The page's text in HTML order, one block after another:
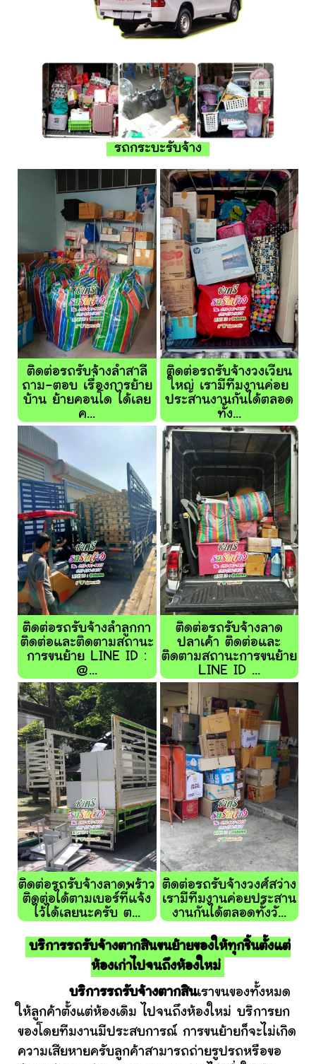
รถกระบะรับจ้าง
ติดต่อรถรับจ้างลำสาลี
ถาม-ตอบ เรื่องการย้าย
บ้าน ย้ายคอนโด ได้เลย
ค...
ติดต่อรถรับจ้างวงเวียน
ใหญ่ เรามีทีมงานค่อย
ประสานงานกันได้ตลอด
ทั้ง...
ติดต่อรถรับจ้างลำลูกกา
ติดต่อและติดตามสถานะ
การขนย้าย LINE ID :
@...
ติดต่อรถรับจ้างลาด
ปลาเค้า ติดต่อและ
ติดตามสถานะการขนย้าย
LINE ID ...
ติดต่อรถรับจ้างลาดพร้าว
ติดต่อได้ตามเบอร์ที่แจ้ง
ไว้ได้เลยนะครับ ต...
ติดต่อรถรับจ้างวงศ์สว่าง
เรามีทีมงานค่อยประสาน
งานกันได้ตลอดทั้งวั...
บริการรถรับจ้างตากสินขนย้ายของให้ทุกชิ้นตั้งแต่
ห้องเก่าไปจนถึงห้องใหม่
บริการรถรับจ้างตากสินเราขนของทั้งหมด
ให้ลูกค้าตั้งแต่ห้องเดิม ไปจนถึงห้องใหม่ บริการยก
ของโดยทีมงานมีประสบการณ์ การขนย้ายก็จะไม่เกิด
ความเสียหายครับลูกค้าสามารถถ่ายรูปรถหรือขอ